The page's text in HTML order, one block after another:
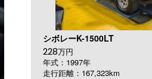
シボレーK-1500LT
228万円
年式：1997年
走行距離：167,323km